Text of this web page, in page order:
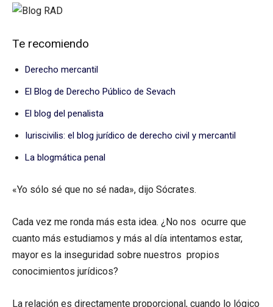
Te recomiendo
Derecho mercantil
El Blog de Derecho Público de Sevach
El blog del penalista
Iuriscivilis: el blog jurídico de derecho civil y mercantil
La blogmática penal
«Yo sólo sé que no sé nada», dijo Sócrates.
Cada vez me ronda más esta idea. ¿No nos ocurre que
cuanto más estudiamos y más al día intentamos estar,
mayor es la inseguridad sobre nuestros propios
conocimientos jurídicos?
La relación es directamente proporcional, cuando lo lógico